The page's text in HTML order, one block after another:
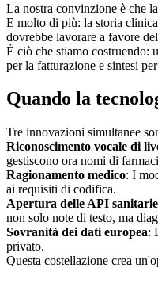
La nostra convinzione è che
E molto di più: la storia
dovrebbe lavorare a favore
È ciò che stiamo costruendo:
per la fatturazione e sintesi
Quando la
Tre innovazioni simultanee
Riconoscimento vocale di
gestiscono ora nomi di
Ragionamento medico: I
ai requisiti di codifica.
Apertura delle API sanitarie
non solo note di testo, ma
Sovranità dei dati europea:
privato.
Questa costellazione crea